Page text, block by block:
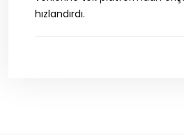
hızlandırdı.